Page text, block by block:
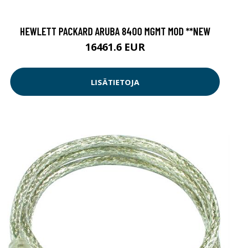
HEWLETT PACKARD ARUBA 8400 MGMT MOD **NEW
16461.6 EUR
LISÄTIETOJA